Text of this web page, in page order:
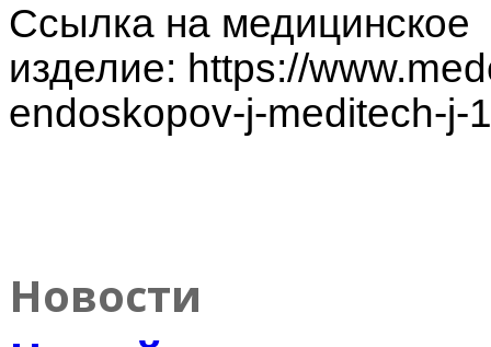
Ссылка на медицинское
изделие: https://
endoskopov-j-meditech-j-
Новости